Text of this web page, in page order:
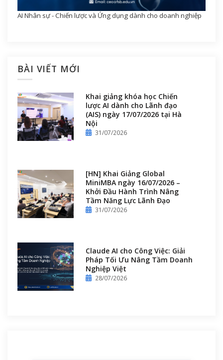
AI Nhân sự - Chiến lược và Ứng dụng dành cho doanh nghiệp
BÀI VIẾT MỚI
Khai giảng khóa học Chiến
lược AI dành cho Lãnh đạo
(AIS) ngày 17/07/2026 tại Hà
Nội
31/07/2026
[HN] Khai Giảng Global
MiniMBA ngày 16/07/2026 –
Khởi Đầu Hành Trình Nâng
Tầm Năng Lực Lãnh Đạo
31/07/2026
Claude AI cho Công Việc: Giải
Pháp Tối Ưu Nâng Tầm Doanh
Nghiệp Việt
28/07/2026